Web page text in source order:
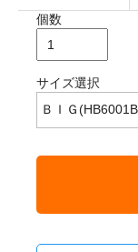
個数
サイズ選択